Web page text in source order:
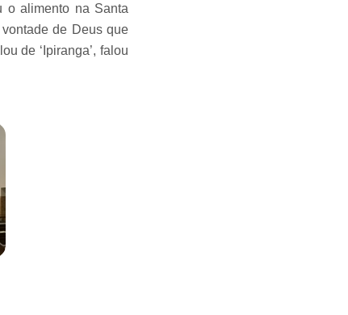
o alimento na Santa
de Deus que
de ‘Ipiranga’, falou